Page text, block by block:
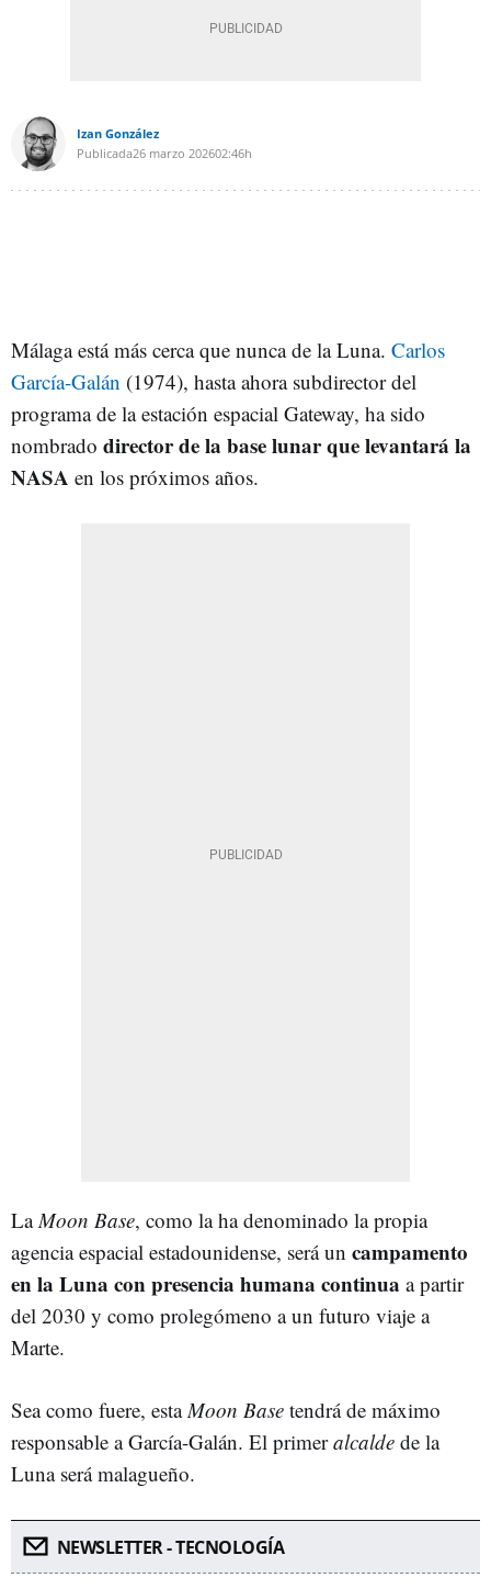
Izan González
Publicada26 marzo 202602:46h
Málaga está más cerca que nunca de la Luna. Carlos
García-Galán (1974), hasta ahora subdirector del
programa de la estación espacial Gateway, ha sido
nombrado director de la base lunar que levantará la
NASA en los próximos años.
La Moon Base, como la ha denominado la propia
agencia espacial estadounidense, será un campamento
en la Luna con presencia humana continua a partir
del 2030 y como prolegómeno a un futuro viaje a
Marte.
Sea como fuere, esta Moon Base tendrá de máximo
responsable a García-Galán. El primeralcalde de la
Luna será malagueño.
NEWSLETTER - TECNOLOGÍA